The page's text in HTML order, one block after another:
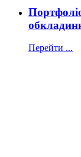
Перейти ...